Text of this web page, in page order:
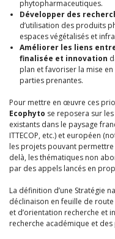
phytopharmaceutiques.
Développer des
d’utilisation des produits
espaces végétalisés et
Améliorer les liens
finalisée et innovation
plan et favoriser la mise
parties prenantes.
Pour mettre en œuvre ces
Ecophyto se reposera sur
existants dans le paysage
ITTECOP, etc.) et européen
les projets pouvant
delà, les thématiques non
par des appels lancés en
La définition d’une Stratégie
déclinaison en feuille de
et d’orientation recherche et
recherche académique et